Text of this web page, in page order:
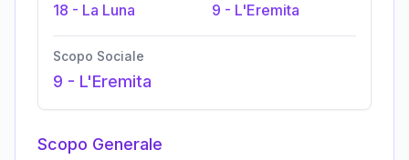
18 - La Luna 9 - L'Eremita
Scopo Sociale
9 - L'Eremita
Scopo Generale